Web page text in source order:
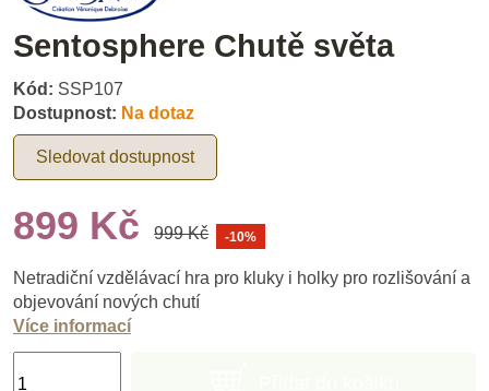
Sentosphere Chutě světa
Kód: SSP107
Dostupnost: Na dotaz
Sledovat dostupnost
899 Kč 999 Kč -10%
Netradiční vzdělávací hra pro kluky i holky pro rozlišování a
objevování nových chutí
Více informací